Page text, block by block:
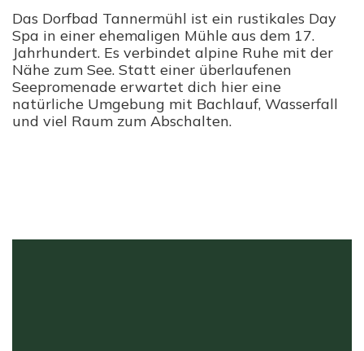
Das Dorfbad Tannermühl ist ein rustikales Day
Spa in einer ehemaligen Mühle aus dem 17.
Jahrhundert. Es verbindet alpine Ruhe mit der
Nähe zum See. Statt einer überlaufenen
Seepromenade erwartet dich hier eine
natürliche Umgebung mit Bachlauf, Wasserfall
und viel Raum zum Abschalten.